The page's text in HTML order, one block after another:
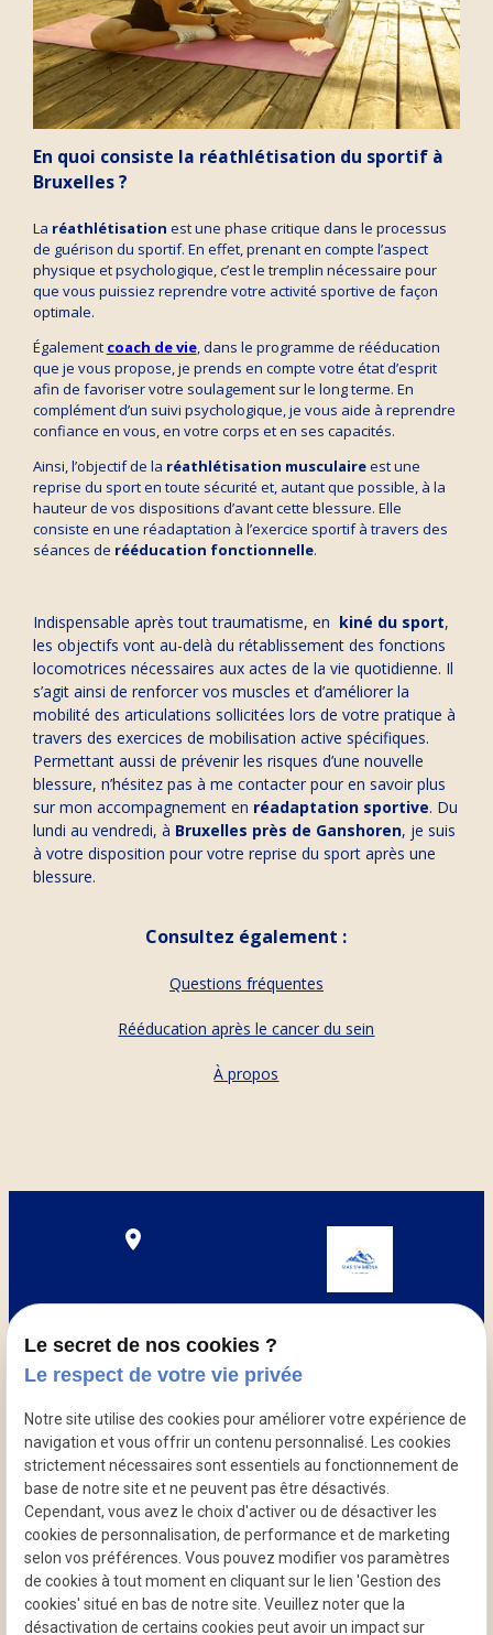
En quoi consiste la réathlétisation du sportif à
Bruxelles ?
La réathlétisation est une phase critique dans le processus
de guérison du sportif. En effet, prenant en compte l’aspect
physique et psychologique, c’est le tremplin nécessaire pour
que vous puissiez reprendre votre activité sportive de façon
optimale.
Également coach de vie, dans le programme de rééducation
que je vous propose, je prends en compte votre état d’esprit
afin de favoriser votre soulagement sur le long terme. En
complément d’un suivi psychologique, je vous aide à reprendre
confiance en vous, en votre corps et en ses capacités.
Ainsi, l’objectif de la réathlétisation musculaireest une
reprise du sport en toute sécurité et, autant que possible, à la
hauteur de vos dispositions d’avant cette blessure. Elle
consiste en une réadaptation à l’exercice sportif à travers des
séances de rééducation fonctionnelle.
Indispensable après tout traumatisme, en kiné du sport,
les objectifs vont au-delà du rétablissement des fonctions
locomotrices nécessaires aux actes de la vie quotidienne. Il
s’agit ainsi de renforcer vos muscles et d’améliorer la
mobilité des articulations sollicitées lors de votre pratique à
travers des exercices de mobilisation active spécifiques.
Permettant aussi de prévenir les risques d’une nouvelle
blessure, n’hésitez pas à me contacter pour en savoir plus
sur mon accompagnement en réadaptation sportive. Du
lundi au vendredi, à Bruxelles près de Ganshoren, je suis
à votre disposition pour votre reprise du sport après une
blessure.
Consultez également :
Questions fréquentes
Rééducation après le cancer du sein
À propos
Ganshoren
1083 Ganshoren
Mirna Makima
Plan du site
Mentions légales
Politique de confidentialité
Gestion des cookies
Le secret de nos cookies ?
Le respect de votre vie privée
Notre site utilise des cookies pour améliorer votre expérience de
navigation et vous offrir un contenu personnalisé. Les cookies
strictement nécessaires sont essentiels au fonctionnement de
base de notre site et ne peuvent pas être désactivés.
Cependant, vous avez le choix d'activer ou de désactiver les
cookies de personnalisation, de performance et de marketing
selon vos préférences. Vous pouvez modifier vos paramètres
de cookies à tout moment en cliquant sur le lien 'Gestion des
cookies' situé en bas de notre site. Veuillez noter que la
désactivation de certains cookies peut avoir un impact sur